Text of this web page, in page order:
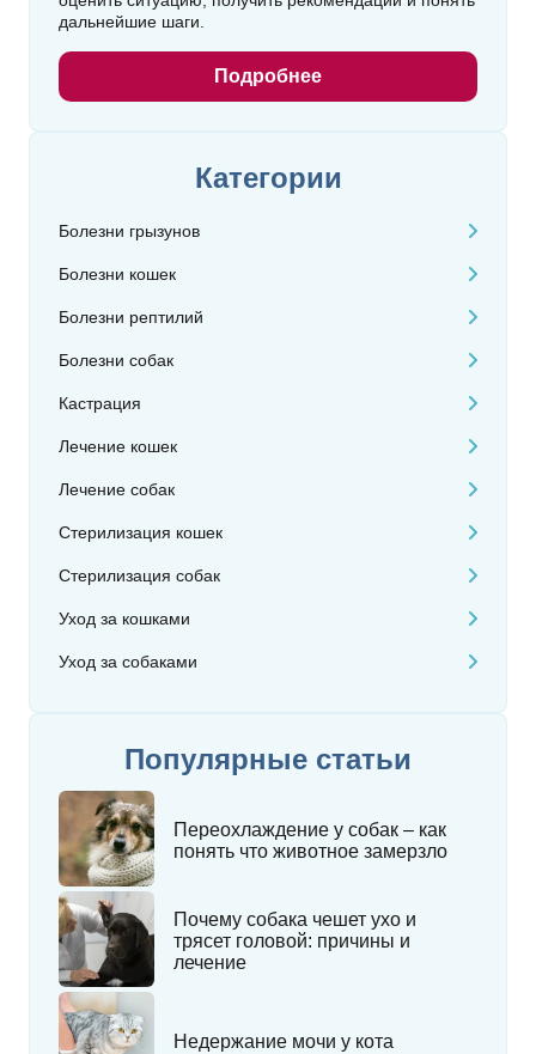
дальнейшие шаги.
Подробнее
Категории
Болезни грызунов
Болезни кошек
Болезни рептилий
Болезни собак
Кастрация
Лечение кошек
Лечение собак
Стерилизация кошек
Стерилизация собак
Уход за кошками
Уход за собаками
Популярные статьи
Переохлаждение у собак – как
понять что животное замерзло
Почему собака чешет ухо и
трясет головой: причины и
лечение
Недержание мочи у кота